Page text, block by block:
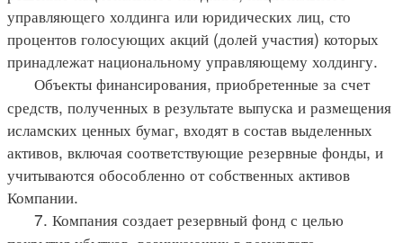
управляющего холдинга или юридических лиц, сто
процентов голосующих акций (долей участия) которых
принадлежат национальному управляющему холдингу.
Объекты финансирования, приобретенные за счет
средств, полученных в результате выпуска и размещения
исламских ценных бумаг, входят в состав выделенных
активов, включая соответствующие резервные фонды, и
учитываются обособленно от собственных активов
Компании.
7. Компания создает резервный фонд с целью